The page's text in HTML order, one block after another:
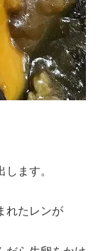
ます。
れたレンが